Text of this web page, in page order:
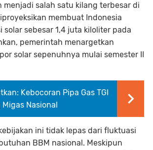
menjadi salah satu kilang terbesar di
membuat Indonesia
solar sebesar 1,4 juta kiloliter pada
pemerintah menargetkan
solar sepenuhnya mulai semester II
Kebocoran Pipa Gas TGI
Nasional
ini tidak lepas dari fluktuasi
BBM nasional. Meskipun